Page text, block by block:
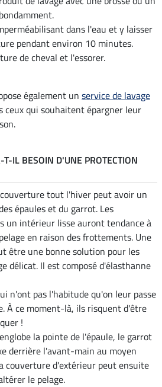
dans l'eau et y laisser
pendant environ 10 minutes.
de cheval et l'essorer.
également un service de lavage
ceux qui souhaitent épargner leur
IL BESOIN D'UNE PROTECTION
tout l'hiver peut avoir un
épaules et du garrot. Les
un intérieur lisse auront tendance à
en raison des frottements. Une
être une bonne solution pour les
délicat. Il est composé d'élasthanne
n'ont pas l'habitude qu'on leur passe
À ce moment-là, ils risquent d'être
!
la pointe de l'épaule, le garrot
derrière l'avant-main au moyen
couverture d'extérieur peut ensuite
le pelage.